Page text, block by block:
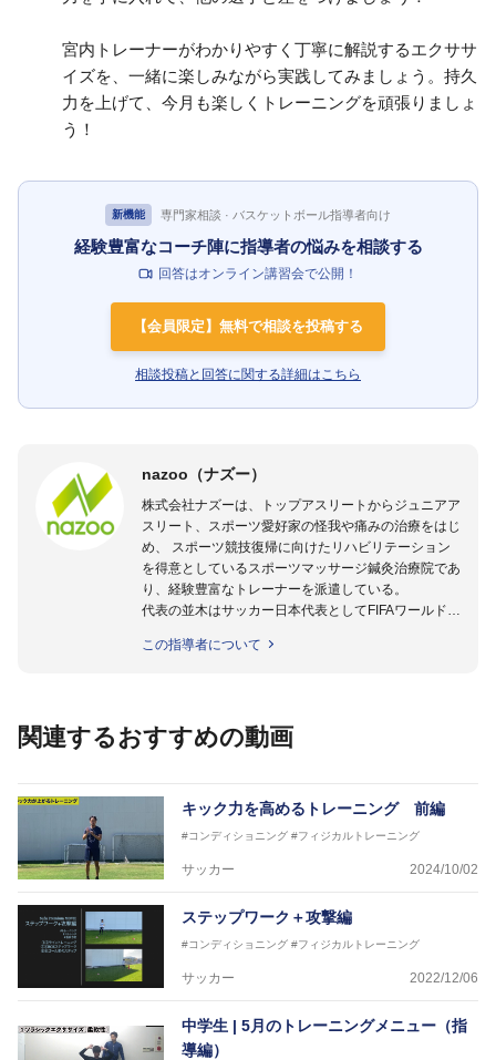
宮内トレーナーがわかりやすく丁寧に解説するエクササ
イズを、一緒に楽しみながら実践してみましょう。持久
力を上げて、今月も楽しくトレーニングを頑張りましょ
う！
新機能 専門家相談 · バスケットボール指導者向け
経験豊富なコーチ陣に指導者の悩みを相談する
回答はオンライン講習会で公開！
【会員限定】無料で相談を投稿する
相談投稿と回答に関する詳細はこちら
nazoo（ナズー）
株式会社ナズーは、トップアスリートからジュニアア
スリート、スポーツ愛好家の怪我や痛みの治療をはじ
め、 スポーツ競技復帰に向けたリハビリテーション
を得意としているスポーツマッサージ鍼灸治療院であ
り、経験豊富なトレーナーを派遣している。
代表の並木はサッカー日本代表としてFIFAワールドカ
のほかU-23日本代表のアスレティックトレーナーと
世代のサッカーを中心に、WJBL、社会人ラグビー、
を派遣している。
さらには講演会やセミナー、専門学校などの教育機関
に講師を派遣するなど後進育成にも力を入れている。
「一人一人の健康な人生をサポートする」を企業理念
として掲げ、世の中の人々の『健康』をあらゆる方向
からサポートし、一人一人の「楽しく、豊かに、生き
生きと」生きる、そんな『健康な人生』をサポートし
ている。
この指導者について
関連するおすすめの動画
キック力を高めるトレーニング 前編
#コンディショニング #フィジカルトレーニング
サッカー 2024/10/02
ステップワーク＋攻撃編
#コンディショニング #フィジカルトレーニング
サッカー 2022/12/06
中学生 | 5月のトレーニングメニュー（指
導編）